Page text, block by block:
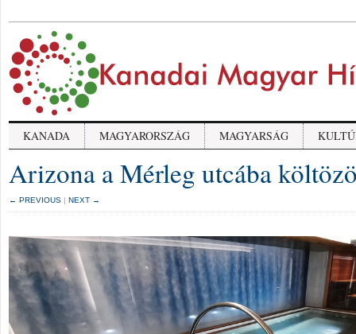
KANADA MAGYARORSZÁG MAGYARSÁG
Arizona a Mérleg utcába
← PREVIOUS | NEXT →